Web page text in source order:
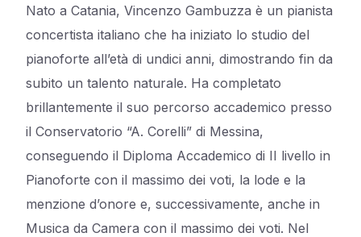
Nato a Catania, Vincenzo Gambuzza è un pianista
concertista italiano che ha iniziato lo studio del
pianoforte all’età di undici anni, dimostrando fin da
subito un talento naturale. Ha completato
brillantemente il suo percorso accademico presso
il Conservatorio “A. Corelli” di Messina,
conseguendo il Diploma Accademico di II livello in
Pianoforte con il massimo dei voti, la lode e la
menzione d’onore e, successivamente, anche in
Musica da Camera con il massimo dei voti. Nel